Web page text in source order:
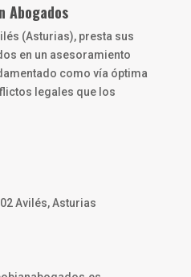
Abogados
(Asturias), presta sus
en un asesoramiento
como vía óptima
legales que los
Avilés, Asturias